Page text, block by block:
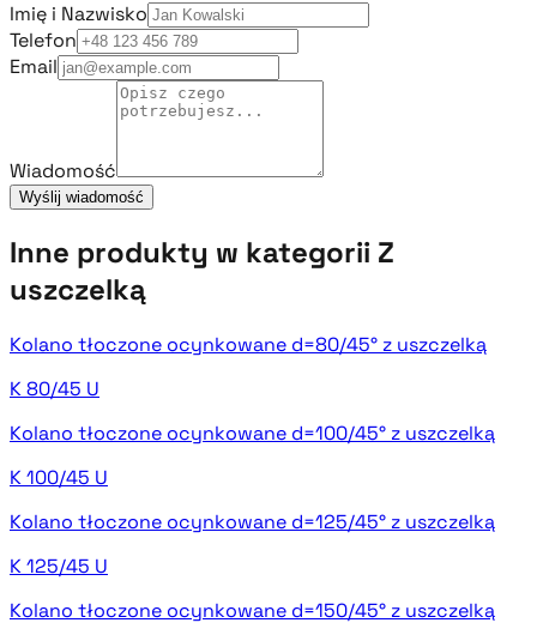
Imię i Nazwisko
Telefon
Email
Wiadomość
Wyślij wiadomość
Inne produkty w kategorii Z
uszczelką
Kolano tłoczone ocynkowane d=80/45° z uszczelką
K 80/45 U
Kolano tłoczone ocynkowane d=100/45° z uszczelką
K 100/45 U
Kolano tłoczone ocynkowane d=125/45° z uszczelką
K 125/45 U
Kolano tłoczone ocynkowane d=150/45° z uszczelką